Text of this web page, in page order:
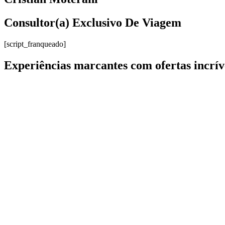
Consultor(a) Exclusivo De Viagem
[script_franqueado]
Experiências marcantes com ofertas